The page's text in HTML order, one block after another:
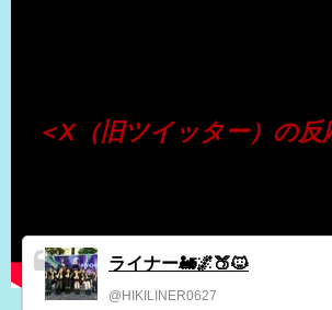
＜X（旧ツイッター）の反
ライナー🚂🌌🍑🐱
@HIKILINER0627